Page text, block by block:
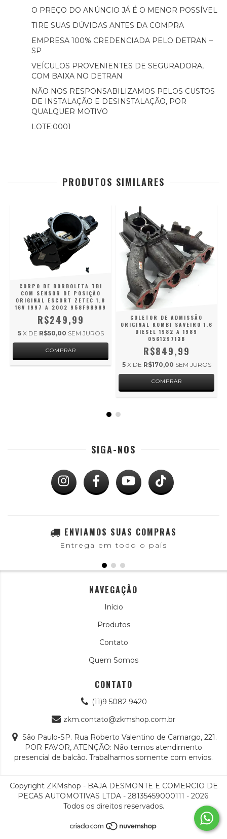
O PREÇO DO ANÚNCIO JÁ É O MENOR POSSÍVEL
TIRE SUAS DÚVIDAS ANTES DA COMPRA
EMPRESA 100% CREDENCIADA PELO DETRAN –
SP
VEÍCULOS PROVENIENTES DE SEGURADORA,
COM BAIXA NO DETRAN
NÃO NOS RESPONSABILIZAMOS PELOS CUSTOS
DE INSTALAÇÃO E DESINSTALAÇÃO, POR
QUALQUER MOTIVO
LOTE:0001
PRODUTOS SIMILARES
CORPO DE BORBOLETA TBI
COM SENSOR DE POSIÇÃO
ORIGINAL ESCORT ZETEC 1.8
16V 1997 A 2002 958F98989
R$249,99
5 X DE R$50,00 SEM JUROS
COLETOR DE ADMISSÃO
ORIGINAL KOMBI SAVEIRO 1.6
DIESEL 1982 A 1989
056129713B
R$849,99
5 X DE R$170,00 SEM JUROS
SIGA-NOS
ENVIAMOS SUAS COMPRAS
Entrega em todo o país
NAVEGAÇÃO
Início
Produtos
Contato
Quem Somos
CONTATO
(11)9 5082 9420
zkm.contato@zkmshop.com.br
São Paulo-SP. Rua Roberto Valentino de Camargo, 221.
POR FAVOR, ATENÇÃO: Não temos atendimento
presencial de balcão. Trabalhamos somente com envios.
Copyright ZKMshop - BAJA DESMONTE E COMERCIO DE
PECAS AUTOMOTIVAS LTDA - 28135459000111 - 2026.
Todos os direitos reservados.